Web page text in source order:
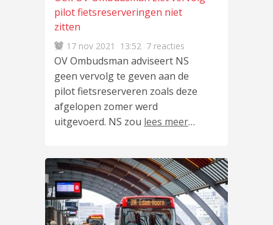
pilot fietsreserveringen niet
zitten
17 nov 2021 13:52 7 reacties
OV Ombudsman adviseert NS
geen vervolg te geven aan de
pilot fietsreserveren zoals deze
afgelopen zomer werd
uitgevoerd. NS zou lees meer…